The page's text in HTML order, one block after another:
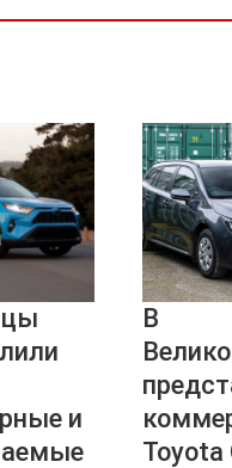
и
В
Toyota